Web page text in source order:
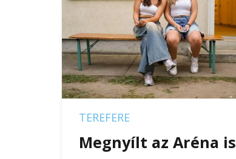
TEREFERE
Megnyílt az Aréna is